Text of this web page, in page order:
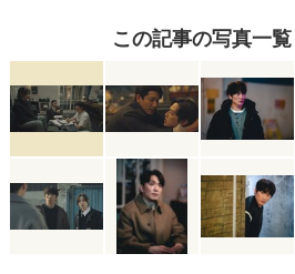
この記事の写真一覧